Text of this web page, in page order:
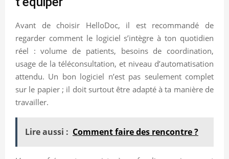
Avant de choisir HelloDoc, il est recommandé de
regarder comment le logiciel s’intègre à ton quotidien
réel : volume de patients, besoins de coordination,
usage de la téléconsultation, et niveau d’automatisation
attendu. Un bon logiciel n’est pas seulement complet
sur le papier ; il doit surtout être adapté à ta manière de
travailler.
Lire aussi : Comment faire des rencontre ?